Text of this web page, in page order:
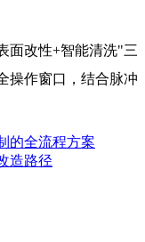
面改性+智能清洗"三
操作窗口，结合脉冲
的全流程方案
造路径